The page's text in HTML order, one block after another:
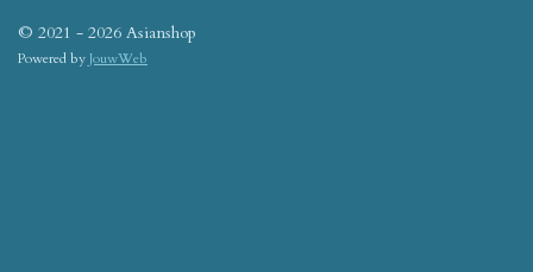
© 2021 - 2026 Asianshop
Powered byJouwWeb